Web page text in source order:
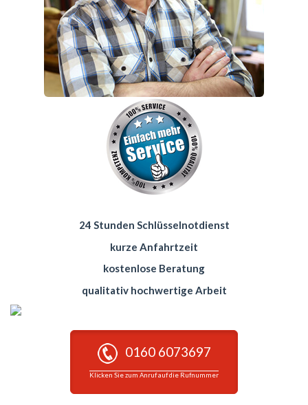
24 Stunden Schlüsselnotdienst
kurze Anfahrtzeit
kostenlose Beratung
qualitativ hochwertige Arbeit
0160 6073697
Klicken Sie zum Anruf auf die Rufnummer